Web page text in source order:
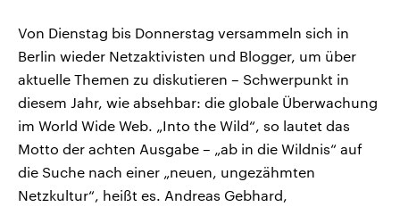
Von Dienstag bis Donnerstag versammeln sich in
Berlin wieder Netzaktivisten und Blogger, um über
aktuelle Themen zu diskutieren – Schwerpunkt in
diesem Jahr, wie absehbar: die globale Überwachung
im World Wide Web. „Into the Wild“, so lautet das
Motto der achten Ausgabe – „ab in die Wildnis“ auf
die Suche nach einer „neuen, ungezähmten
Netzkultur“, heißt es. Andreas Gebhard,